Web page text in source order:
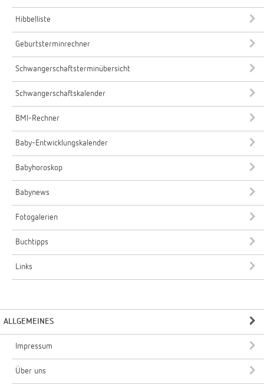
Hibbelliste
Geburtsterminrechner
Schwangerschaftsterminübersicht
Schwangerschaftskalender
BMI-Rechner
Baby-Entwicklungskalender
Babyhoroskop
Babynews
Fotogalerien
Buchtipps
Links
ALLGEMEINES
Impressum
Über uns